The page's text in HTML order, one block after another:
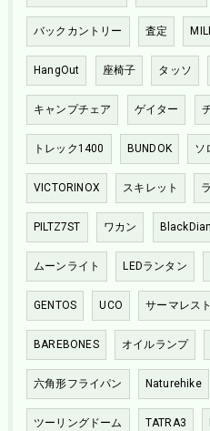
バックカントリー 査定
HangOut 座椅子 タッソ
キャンプチェア ゲイター
トレック1400 BUNDOK ソ
VICTORINOX スキレット
PILTZ7ST ワカン
ムーンライト LEDランタン
GENTOS UCO サーマレスト
BAREBONES オイルランプ
六角形フライパン Naturehike
ツーリングドーム TATRA3